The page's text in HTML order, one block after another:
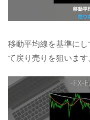
移動平均線を基準に
て戻り売りを狙います